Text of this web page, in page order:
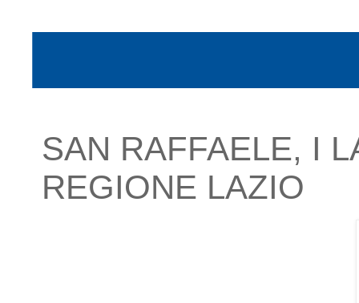
SAN RAFFAELE, I
REGIONE LAZIO